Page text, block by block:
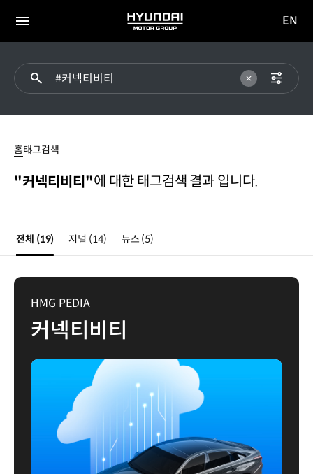
전체
HYUNDAI
MOTOR
이동
EN
홈태그검색
"커넥티비티"에 대한 태그검색 결과 입니다.
전체 (19) 저널 (14) 뉴스 (5)
HMG PEDIA
커넥티비티